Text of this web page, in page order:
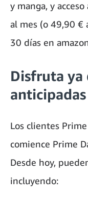
y manga, y
al mes (o 49,90 €
30 días en
Disfruta ya
anticipadas
Los clientes
comience Prime
Desde hoy,
incluyendo: